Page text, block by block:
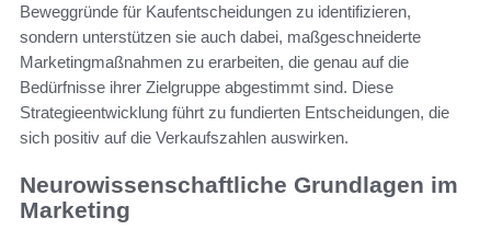
Beweggründe für Kaufentscheidungen zu identifizieren,
sondern unterstützen sie auch dabei, maßgeschneiderte
Marketingmaßnahmen zu erarbeiten, die genau auf die
Bedürfnisse ihrer Zielgruppe abgestimmt sind. Diese
Strategieentwicklung führt zu fundierten Entscheidungen, die
sich positiv auf die Verkaufszahlen auswirken.
Neurowissenschaftliche Grundlagen im
Marketing